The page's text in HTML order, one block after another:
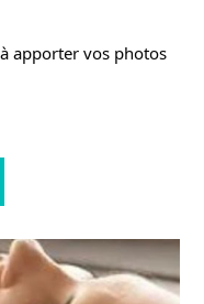
apporter vos photos